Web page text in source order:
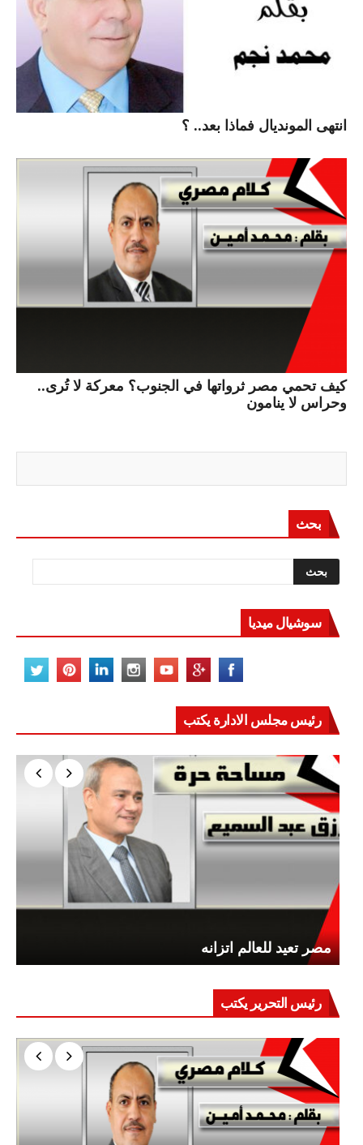
انتهى المونديال فماذا بعد.. ؟
كيف تحمي مصر ثرواتها في الجنوب؟ معركة لا تُرى..
وحراس لا ينامون
بحث
سوشيال ميديا
رئيس مجلس الادارة يكتب
مصر تعيد للعالم اتزانه
رئيس التحرير يكتب